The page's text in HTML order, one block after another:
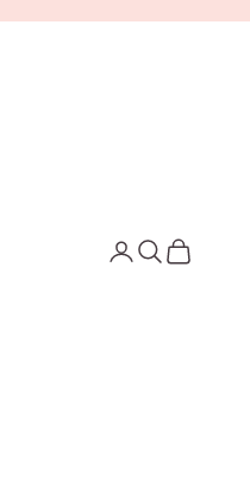
Iniciar sesión
Buscar
Cesta